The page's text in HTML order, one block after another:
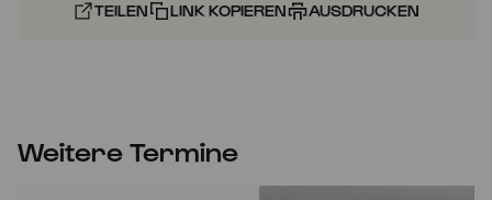
TEILEN LINK KOPIEREN AUSDRUCKEN
Weitere Termine